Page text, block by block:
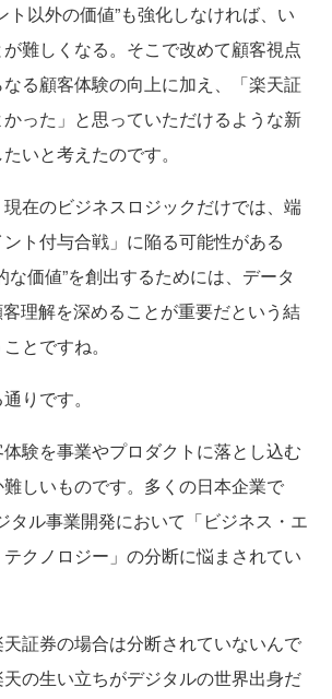
ト以外の価値”も強化しなければ、い
難しくなる。そこで改めて顧客視点
る顧客体験の向上に加え、「楽天証
った」と思っていただけるような新
いと考えたのです。
現在のビジネスロジックだけでは、端
ト付与合戦」に陥る可能性がある
な価値”を創出するためには、データ
理解を深めることが重要だという結
とですね。
りです。
体験を事業やプロダクトに落とし込む
しいものです。多くの日本企業で
タル事業開発において「ビジネス・エ
クノロジー」の分断に悩まされてい
天証券の場合は分断されていないんで
の生い立ちがデジタルの世界出身だ